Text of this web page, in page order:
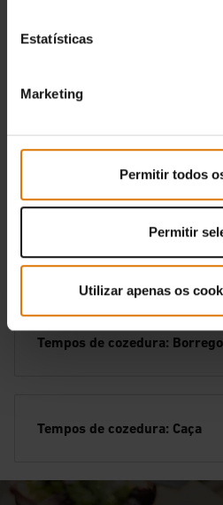
Estatísticas
Marketing
Permitir todos
Permitir
Utilizar apenas os
Tempos de cozedura: Porco
Tempos de cozedura: Peixe
Tempos de cozedura: Marisco
Tempos de cozedura: Borrego
Tempos de cozedura: Caça